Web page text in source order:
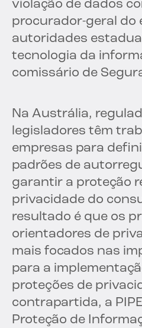
violação de dados
procurador-geral do
autoridades
tecnologia da
comissário de
Na Austrália,
legisladores têm
empresas para
padrões de
garantir a proteção
privacidade do
resultado é que os
orientadores de
mais focados nas
para a
proteções de
contrapartida, a
Proteção de